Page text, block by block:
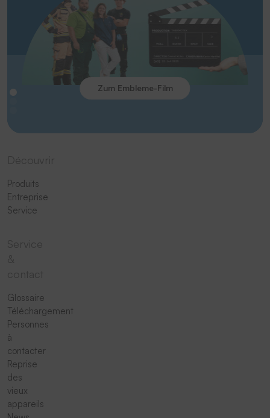
Zum Embleme-Film
Produits
Entreprise
Service
Glossaire
Téléchargement
Personnes
à
contacter
Reprise
des
vieux
appareils